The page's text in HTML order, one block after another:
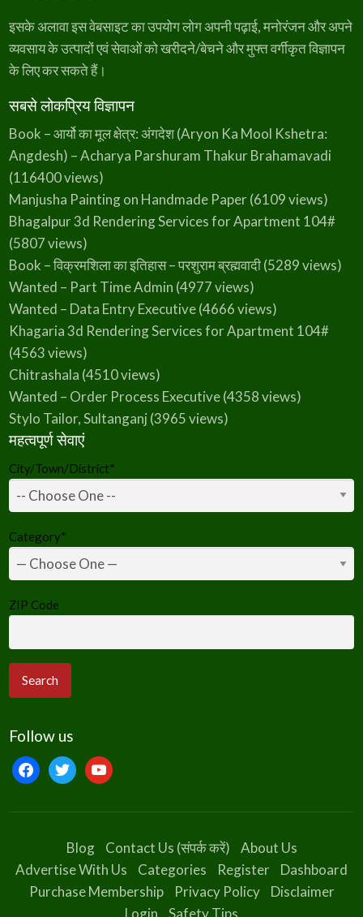
इसके अलावा इस वेबसाइट का उपयोग लोग अपनी पढ़ाई, मनोरंजन और अपने
व्यवसाय के उत्पादों एवं सेवाओं को खरीदने/बेचने और मुफ्त वर्गीकृत विज्ञापन
के लिए कर सकते हैं।
सबसे लोकप्रिय विज्ञापन
Book – आर्यो का मूल क्षेत्र: अंगदेश (Aryon Ka Mool Kshetra:
Angdesh) – Acharya Parshuram Thakur Brahamavadi
(116400 views)
Manjusha Painting on Handmade Paper(6109 views)
Bhagalpur 3d Rendering Services for Apartment 104#
(5807 views)
Book – विक्रमशिला का इतिहास – परशुराम ब्रह्मवादी(5289 views)
Wanted – Part Time Admin (4977 views)
Wanted – Data Entry Executive(4666 views)
Khagaria 3d Rendering Services for Apartment 104#
(4563 views)
Chitrashala (4510 views)
Wanted – Order Process Executive(4358 views)
Stylo Tailor, Sultanganj (3965 views)
महत्वपूर्ण सेवाएं
City/Town/District*
Category*
ZIP Code
Follow us
facebooktwitteryoutube
Blog Contact Us (संपर्क करें)
About Us
Advertise With Us
Categories Register
Dashboard
Purchase Membership
Privacy Policy
Disclaimer